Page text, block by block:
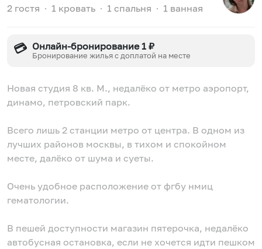
2 гостя ∙ 1 кровать ∙ 1 спальня ∙ 1 ванная
💳 Онлайн-бронирование 1 ₽
Бронирование жилья с доплатой на месте
Новая студия 8 кв. М., недалёко от метро аэропорт,
динамо, петровский парк.
Всего лишь 2 станции метро от центра. В одном из
лучших районов москвы, в тихом и спокойном
месте, далёко от шума и суеты.
Очень удобное расположение от фгбу нмиц
гематологии.
В пешей доступности магазин пятерочка, недалёко
автобусная остановка, если не хочется идти пешком